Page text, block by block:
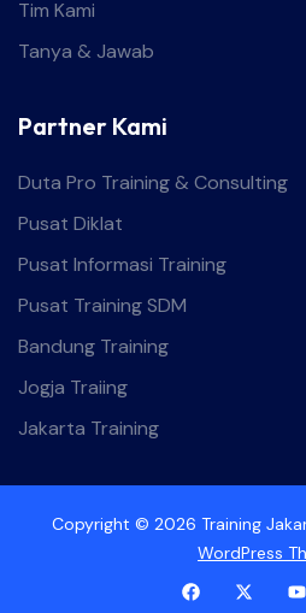
Tim Kami
Tanya & Jawab
Partner Kami
Duta Pro Training & Consulting
Pusat Diklat
Pusat Informasi Training
Pusat Training SDM
Bandung Training
Jogja Traiing
Jakarta Training
Copyright © 2026 Training
WordPress